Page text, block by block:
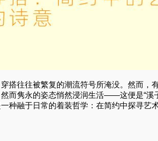
搭往往被繁复的潮流符号所淹没。然而，
而隽永的姿态悄然浸润生活——这便是“溪
种融于日常的着装哲学：在简约中探寻艺